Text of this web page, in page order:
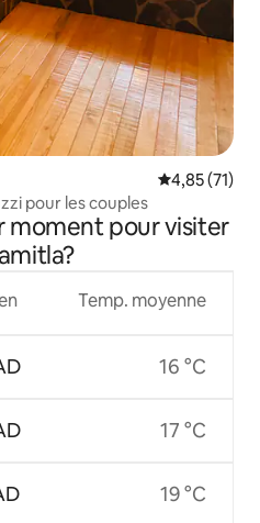
Note
4,85 (71)
pour les couples
moment pour visiter
Temp. moyenne
16 °C
17 °C
19 °C